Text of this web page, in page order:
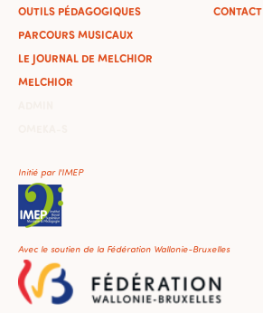
OUTILS PÉDAGOGIQUES
PARCOURS MUSICAUX
LE JOURNAL DE MELCHIOR
MELCHIOR
CONTACT
Initié par l'IMEP
Avec le soutien de la Fédération Wallonie-Bruxelles